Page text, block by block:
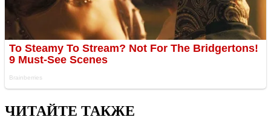
ЧИТАЙТЕ ТАКЖЕ